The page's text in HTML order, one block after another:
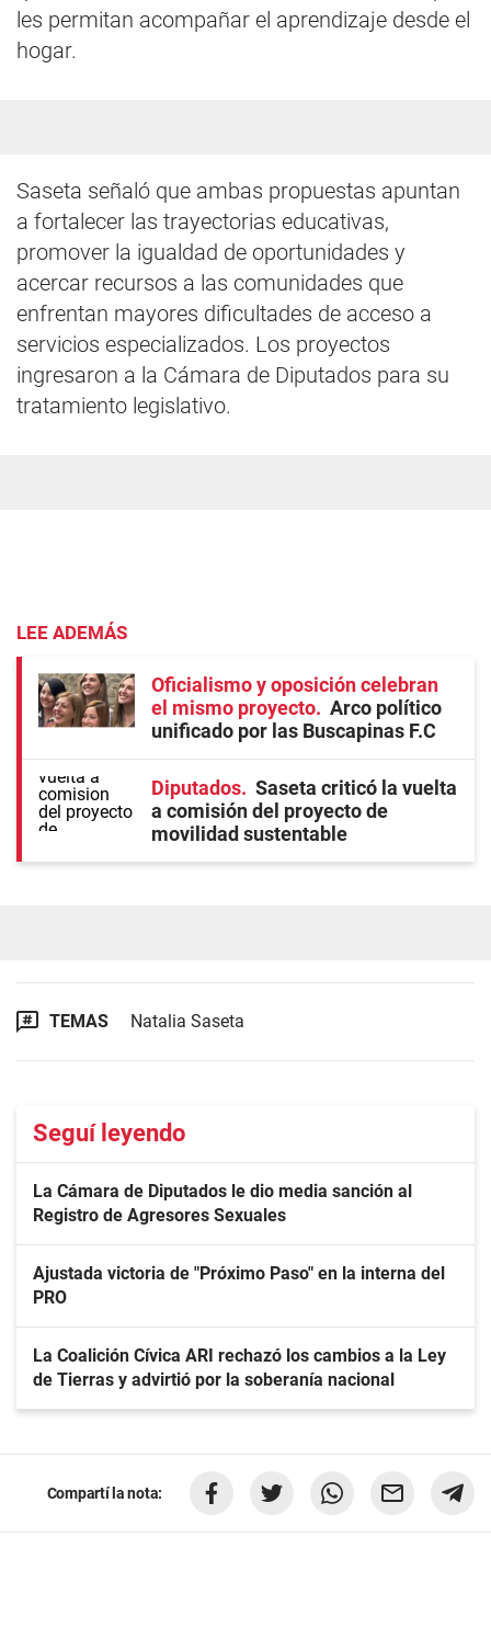
les permitan acompañar el aprendizaje desde el
hogar.
Saseta señaló que ambas propuestas apuntan
a fortalecer las trayectorias educativas,
promover la igualdad de oportunidades y
acercar recursos a las comunidades que
enfrentan mayores dificultades de acceso a
servicios especializados. Los proyectos
ingresaron a la Cámara de Diputados para su
tratamiento legislativo.
LEE ADEMÁS
Oficialismo y oposición celebran
el mismo proyecto
Arco político
unificado por las Buscapinas F.C
Diputados
Saseta criticó la vuelta
a comisión del proyecto de
movilidad sustentable
TEMAS Natalia Saseta
Seguí leyendo
La Cámara de Diputados le dio media sanción al
Registro de Agresores Sexuales
Ajustada victoria de "Próximo Paso" en la interna del
PRO
La Coalición Cívica ARI rechazó los cambios a la Ley
de Tierras y advirtió por la soberanía nacional
Compartí la nota: